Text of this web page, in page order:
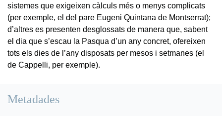
sistemes que exigeixen càlculs més o menys complicats
(per exemple, el del pare Eugeni Quintana de Montserrat);
d’altres es presenten desglossats de manera que, sabent
el dia que s’escau la Pasqua d’un any concret, ofereixen
tots els dies de l’any disposats per mesos i setmanes (el
de Cappelli, per exemple).
Metadades